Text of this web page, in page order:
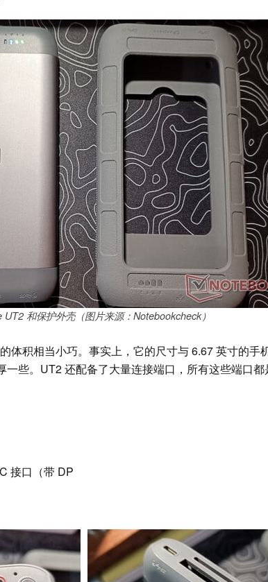
UT2 和保护外壳（图片来源：Notebookcheck）
体积相当小巧。事实上，它的尺寸与 6.67 英寸的手
一些。UT2 还配备了大量连接端口，所有这些端口都
接口（带 DP